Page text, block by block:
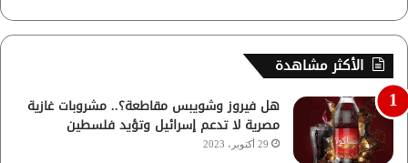
الأكثر مشاهدة
هل فيروز وشويبس مقاطعة؟.. مشروبات غازية
مصرية لا تدعم إسرائيل وتؤيد فلسطين
29 أكتوبر، 2023